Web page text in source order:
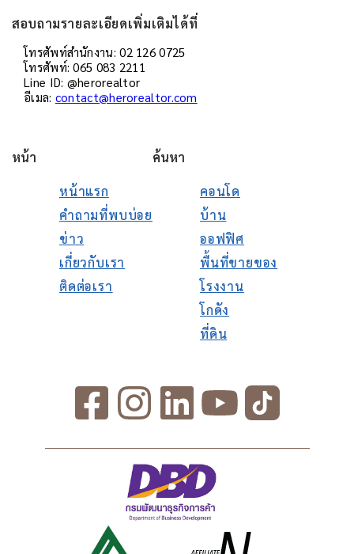
สอบถามรายละเอียดเพิ่มเติมได้ที่
โทรศัพท์สำนักงาน: 02 126 0725
โทรศัพท์: 065 083 2211
Line ID: @herorealtor
อีเมล: contact@herorealtor.com
หน้า
หน้าแรก
คำถามที่พบบ่อย
ข่าว
เกี่ยวกับเรา
ติดต่อเรา
ค้นหา
คอนโด
บ้าน
ออฟฟิศ
พื้นที่ขายของ
โรงงาน
โกดัง
ที่ดิน